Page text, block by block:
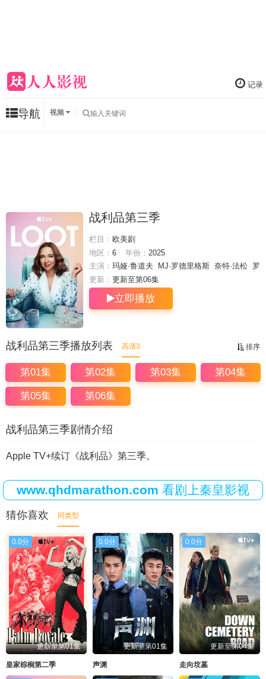
记录
导航 视频
战利品第三季
栏目： 欧美剧
地区： 6 年份： 2025
主演： 玛娅·鲁道夫 MJ·罗德里格斯 奈特·法松 罗
恩·芬奇斯 乔尔·金·布斯特
茜·卡尔登 亚当·斯科特
X·梅奥
更新： 更新至第06集
立即播放
排序
战利品第三季播放列表 高清3
第01集 第02集 第03集 第04集
第05集 第06集
战利品第三季剧情介绍
Apple TV+续订《战利品》第三季。
www.qhdmarathon.com 看剧上秦皇影视
猜你喜欢 同类型
0.0分
更新至第01集
皇家棕榈第二季
0.0分
更新至第01集
声渊
0.0分
更新至第04集
走向坟墓